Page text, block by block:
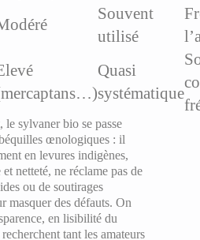
Souvent
utilisé
Quasi
systématique
le sylvaner bio se passe
œnologiques : il
en levures indigènes,
netteté, ne réclame pas de
ou de soutirages
masquer des défauts. On
en lisibilité du
tant les amateurs